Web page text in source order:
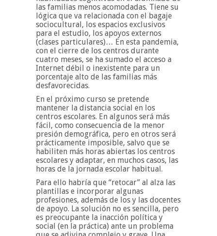
las familias menos acomodadas. Tiene su
lógica que va relacionada con el bagaje
sociocultural, los espacios exclusivos
para el estudio, los apoyos externos
(clases particulares)… En esta pandemia,
con el cierre de los centros durante
cuatro meses, se ha sumado el acceso a
Internet débil o inexistente para un
porcentaje alto de las familias más
desfavorecidas.
En el próximo curso se pretende
mantener la distancia social en los
centros escolares. En algunos será más
fácil, como consecuencia de la menor
presión demográfica, pero en otros será
prácticamente imposible, salvo que se
habiliten más horas abiertas los centros
escolares y adaptar, en muchos casos, las
horas de la jornada escolar habitual.
Para ello habría que “retocar” al alza las
plantillas e incorporar algunas
profesiones, además de los y las docentes
de apoyo. La solución no es sencilla, pero
es preocupante la inacción política y
social (en la práctica) ante un problema